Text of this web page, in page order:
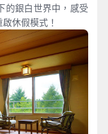
的銀白世界中，感受
休假模式！